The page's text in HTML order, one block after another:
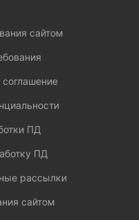
сайтом
соглашение
ПД
ПД
рассылки
сайтом